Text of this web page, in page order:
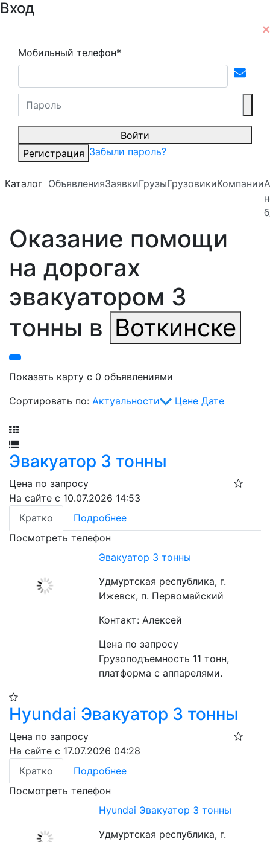
Вход
Мобильный телефон*
Войти
Регистрация Забыли пароль?
Каталог ОбъявленияЗаявкиГрузыГрузовикиКомпании
Оказание помощи
на дорогах
эвакуатором 3
тонны в Воткинске
Показать карту с 0 объявлениями
Сортировать по: Актуальности Цене Дате
Эвакуатор 3 тонны
Цена по запросу
На сайте с 10.07.2026 14:53
Кратко
Подробнее
Посмотреть телефон
Эвакуатор 3 тонны
Удмуртская республика, г.
Ижевск, п. Первомайский
Контакт: Алексей
Цена по запросу
Грузоподъемность 11 тонн,
платформа с аппарелями.
Hyundai Эвакуатор 3 тонны
Цена по запросу
На сайте с 17.07.2026 04:28
Кратко
Подробнее
Посмотреть телефон
Hyundai Эвакуатор 3 тонны
Удмуртская республика, г.